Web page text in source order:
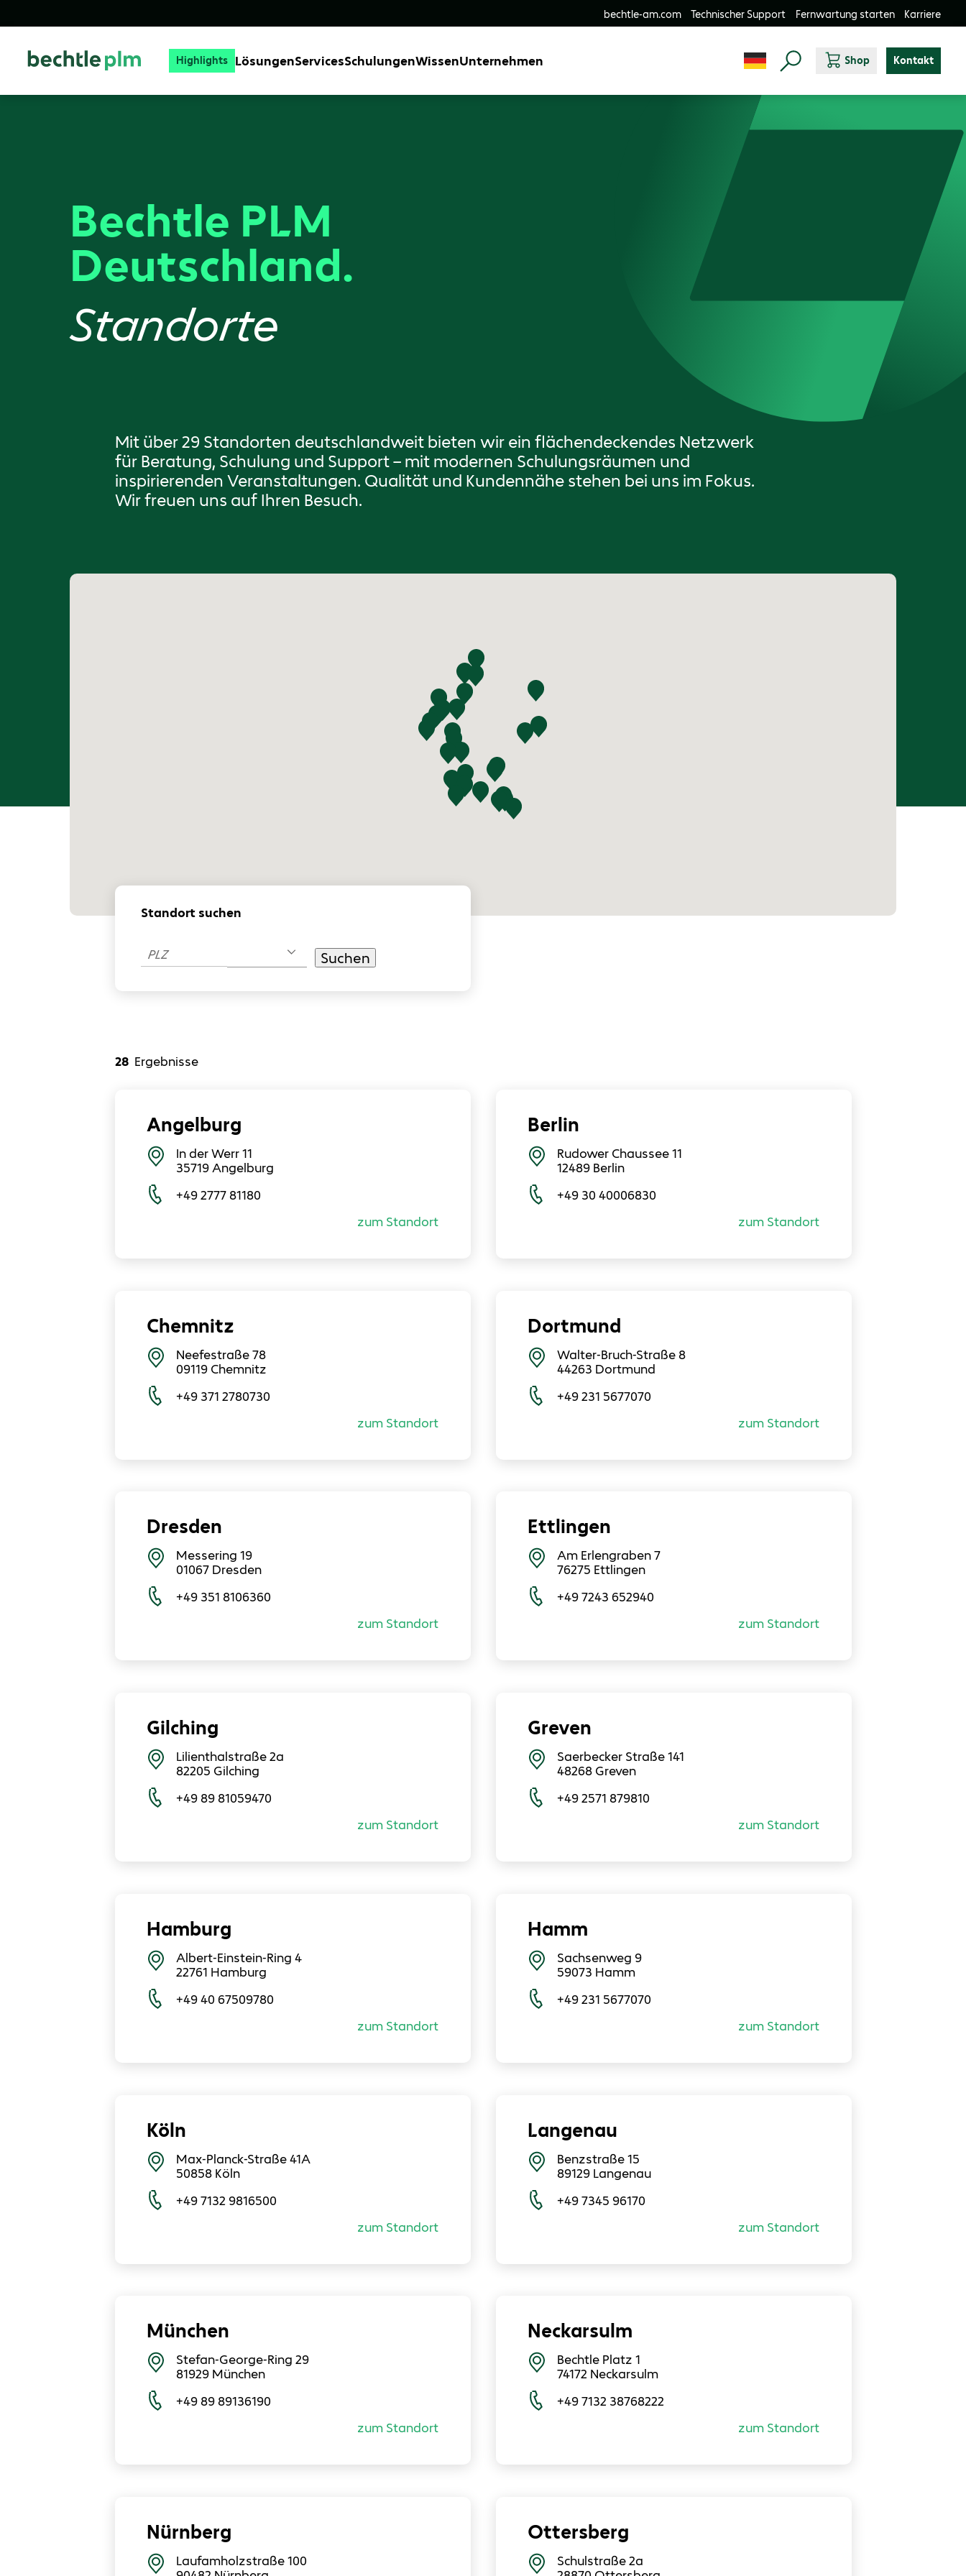
bechtle-am.com Technischer Support Fernwartung starten Karriere
Highlights LösungenServicesSchulungenWissenUnternehmen Shop Kontakt
Bechtle PLM
Deutschland.
Standorte
Mit über 29 Standorten deutschlandweit bieten wir ein flächendeckendes Netzwerk
für Beratung, Schulung und Support – mit modernen Schulungsräumen und
inspirierenden Veranstaltungen. Qualität und Kundennähe stehen bei uns im Fokus.
Wir freuen uns auf Ihren Besuch.
Standort suchen
PLZ Suchen
28 Ergebnisse
Angelburg
In der Werr 11
35719Angelburg
+49 2777 81180
zum Standort
Berlin
Rudower Chaussee 11
12489 Berlin
+49 30 40006830
zum Standort
Chemnitz
Neefestraße 78
09119 Chemnitz
+49 371 2780730
zum Standort
Dortmund
Walter-Bruch-Straße 8
44263 Dortmund
+49 231 5677070
zum Standort
Dresden
Messering 19
01067 Dresden
+49 351 8106360
zum Standort
Ettlingen
Am Erlengraben 7
76275 Ettlingen
+49 7243 652940
zum Standort
Gilching
Lilienthalstraße 2a
82205 Gilching
+49 89 81059470
zum Standort
Greven
Saerbecker Straße 141
48268 Greven
+49 2571 879810
zum Standort
Hamburg
Albert-Einstein-Ring 4
22761 Hamburg
+49 40 67509780
zum Standort
Hamm
Sachsenweg 9
59073 Hamm
+49 231 5677070
zum Standort
Köln
Max-Planck-Straße 41A
50858 Köln
+49 7132 9816500
zum Standort
Langenau
Benzstraße 15
89129 Langenau
+49 7345 96170
zum Standort
München
Stefan-George-Ring 29
81929 München
+49 89 89136190
zum Standort
Neckarsulm
Bechtle Platz 1
74172 Neckarsulm
+49 7132 38768222
zum Standort
Nürnberg
Laufamholzstraße 100
Ottersberg
Schulstraße 2a